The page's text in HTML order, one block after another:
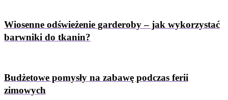
Wiosenne odświeżenie garderoby – jak wykorzystać
barwniki do tkanin?
Budżetowe pomysły na zabawę podczas ferii
zimowych